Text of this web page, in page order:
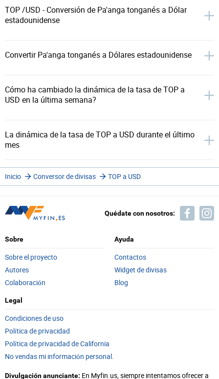
TOP /USD - Conversión de Pa'anga tonganés a Dólar
estadounidense
Convertir Pa'anga tonganés a Dólares estadounidense
Cómo ha cambiado la dinámica de la tasa de TOP a
USD en la última semana?
La dinámica de la tasa de TOP a USD durante el último
mes
Inicio Conversor de divisas TOP a USD
Quédate con nosotros:
Sobre
Sobre el proyecto
Autores
Colaboración
Ayuda
Contactos
Widget de divisas
Blog
Legal
Condiciones de uso
Política de privacidad
Política de privacidad de California
No vendas mi información personal.
Divulgación anunciante: En Myfin.us, siempre intentamos ofrecer a